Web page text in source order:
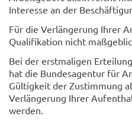
Interesse an der
Für die Verlängerung Ihrer
Qualifikation nicht
Bei der erstmaligen
hat die Bundesagentur für
Gültigkeit der Zustimmung
Verlängerung Ihrer
werden.